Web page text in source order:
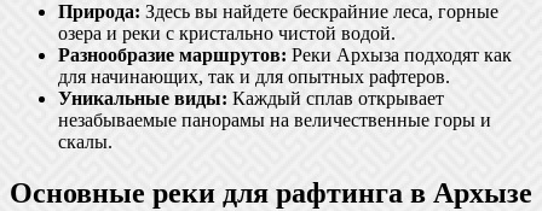
Природа: Здесь вы найдете бескрайние леса, горные
озера и реки с кристально чистой водой.
Разнообразие маршрутов: Реки Архыза подходят как
для начинающих, так и для опытных рафтеров.
Уникальные виды: Каждый сплав открывает
незабываемые панорамы на величественные горы и
скалы.
Основные реки для рафтинга в Архызе